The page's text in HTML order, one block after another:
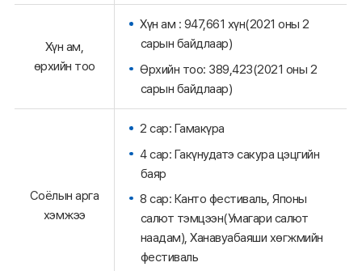
Хүн ам,
өрхийн тоо
Хүн ам : 947,661 хүн(2021 оны 2
сарын байдлаар)
Өрхийн тоо: 389,423(2021 оны 2
сарын байдлаар)
Соёлын арга
хэмжээ
2 сар: Гамакүра
4 сар: Гакүнудатэ сакура цэцгийн
баяр
8 сар: Канто фестиваль, Японы
салют тэмцээн(Умагари салют
наадам), Ханавуабаяши хөгжмийн
фестиваль